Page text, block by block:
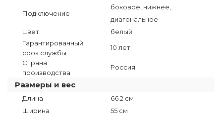
Подключение
боковое, нижнее,
диагональное
Цвет
белый
Гарантированный
срок службы
10 лет
Страна
производства
Россия
Размеры и вес
Длина
66.2 см
Ширина
55 см